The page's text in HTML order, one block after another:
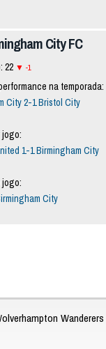
City FC
22 -1
na temporada:
City 2-1 Bristol City
1-1 Birmingham City
jogo:
City
Wanderers